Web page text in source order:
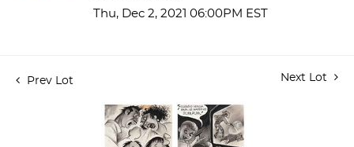
Thu, Dec 2, 2021 06:00PM EST
Prev Lot Next Lot